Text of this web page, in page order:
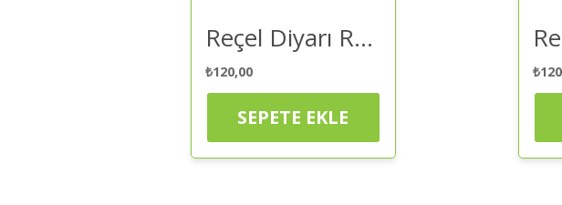
Reçel Diyarı Reçel Diyarı Patlıcanlı Kahvaltılık Sos 320 Gr – Kahvaltılık Sos | Kaliteli ve Güvenilir Alışveriş
₺120,00
SEPETE EKLE
₺